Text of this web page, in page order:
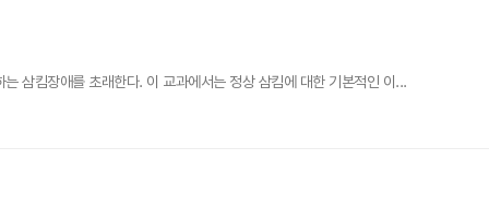
삼킴장애를 초래한다. 이 교과에서는 정상 삼킴에 대한 기본적인 이...